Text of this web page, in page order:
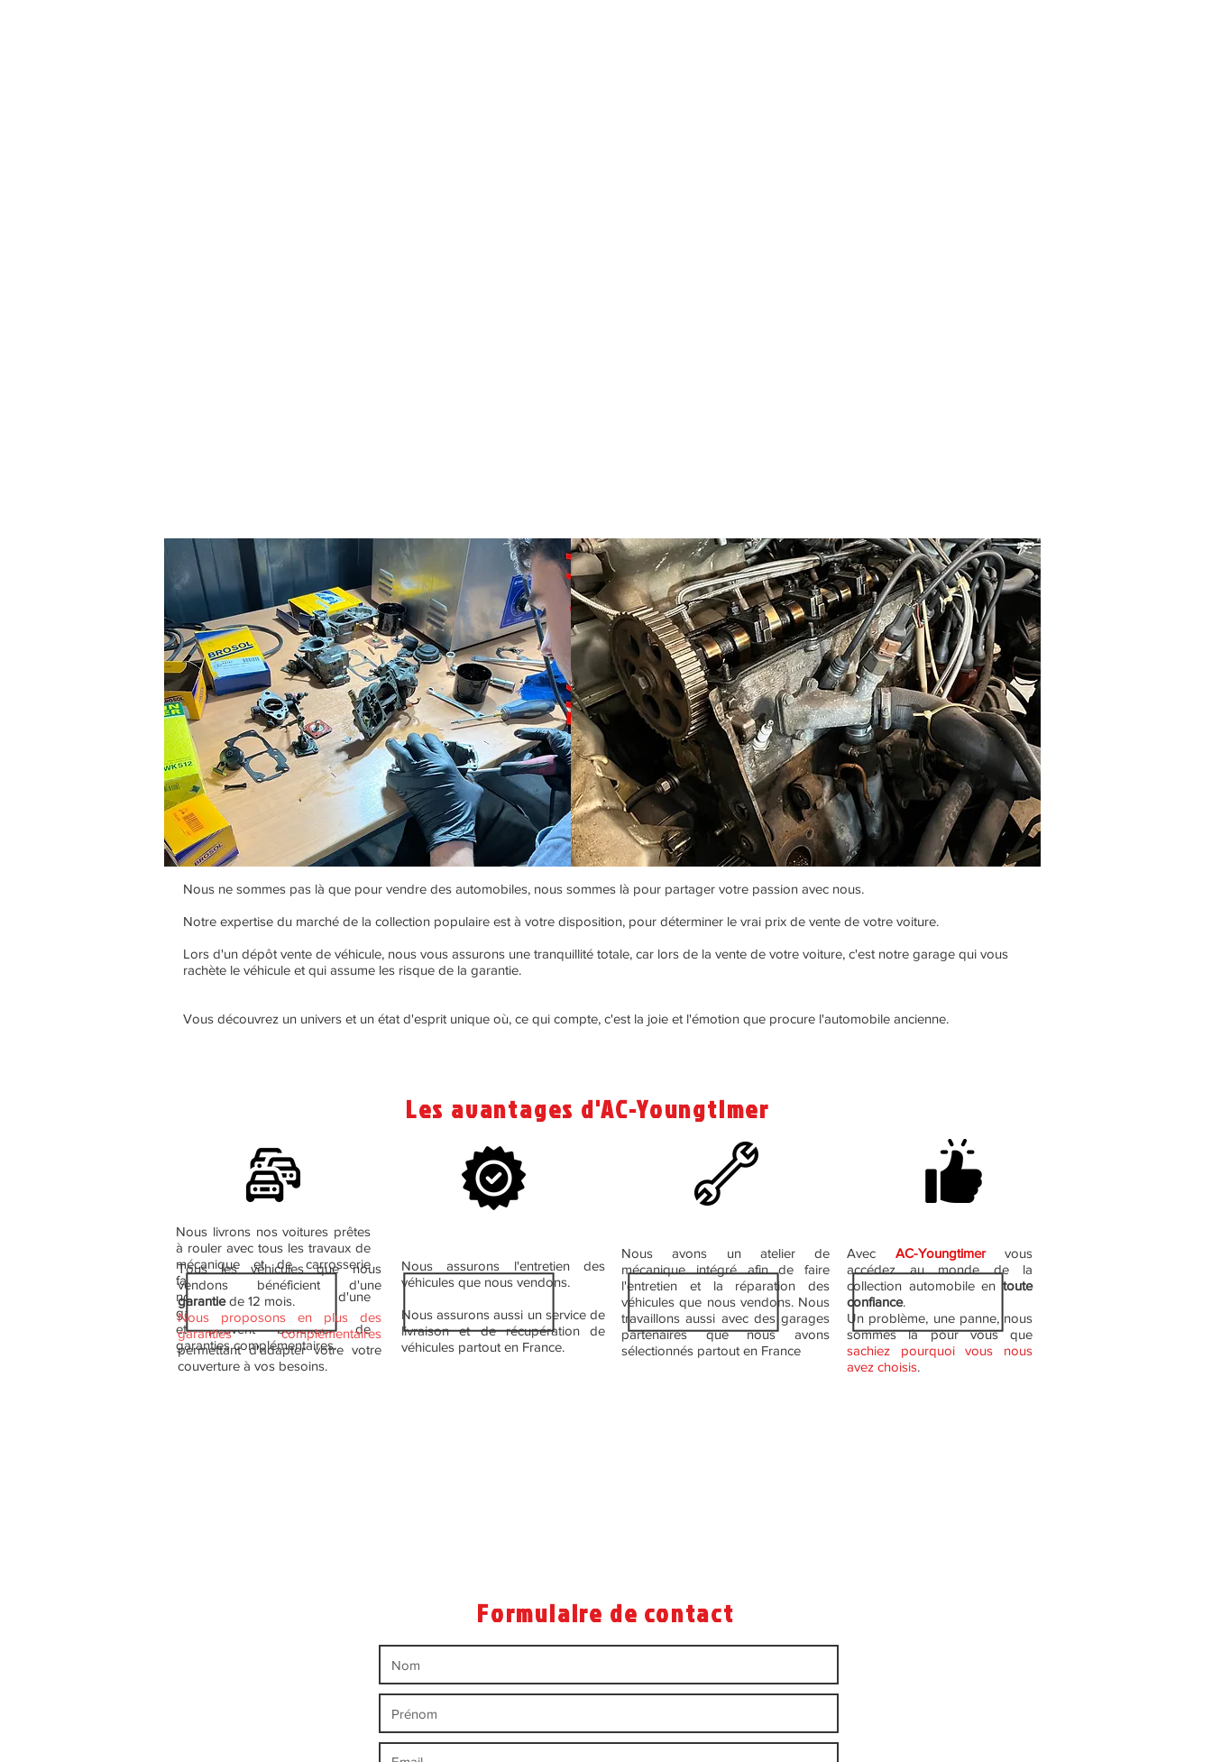
Nous ne sommes pas là que pour vendre des automobiles, nous sommes là pour partager votre passion avec nous.
Notre expertise du marché de la collection populaire est à votre disposition, pour déterminer le vrai prix de vente de votre voiture.
Lors d'un dépôt vente de véhicule, nous vous assurons une tranquillité totale, car lors de la vente de votre voiture, c'est notre garage qui vous
rachète le véhicule et qui assume les risque de la garantie.
Vous découvrez un univers et un état d'esprit unique où, ce qui compte, c'est la joie et l'émotion que procure l'automobile ancienne.
Les avantages d'AC-Youngtimer
Nous livrons nos voitures prêtes
à rouler avec tous les travaux de
mécanique et de carrosserie
faits.
nos véhicules bénéficient d'une
garantie de 12 mois
et peuvent bénéficier de
garanties complémentaires.
Nous avons un atelier de
mécanique intégré afin de faire
l'entretien et la réparation des
véhicules que nous vendons. Nous
travaillons aussi avec des garages
partenaires que nous avons
sélectionnés partout en France
Avec AC-Youngtimervous
accédez au monde de la
collection automobile en toute
confiance.
Un problème, une panne, nous
sommes là pour vous que
sachiez pourquoi vous nous
avez choisis.
Nous assurons l'entretien des
véhicules que nous vendons.
Nous assurons aussi un service de
livraison et de récupération de
véhicules partout en France.
Tous les véhicules que nous
vendons bénéficient d'une
garantiede 12 mois.
Nous proposons en plus des
garanties complémentaires
permettant d'adapter votre votre
couverture à vos besoins.
Formulaire de contact